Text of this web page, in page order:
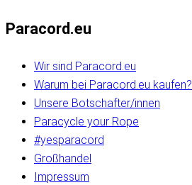
Paracord.eu
Wir sind Paracord.eu
Warum bei Paracord.eu kaufen?
Unsere Botschafter/innen
Paracycle your Rope
#yesparacord
Großhandel
Impressum